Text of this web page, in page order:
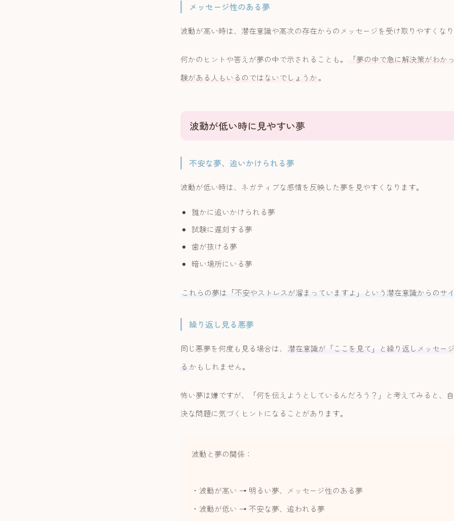
メッセージ性のある夢
波動が高い時は、潜在意識や高次の存在からのメッセージを受け取りやすくな
何かのヒントや答えが夢の中で示されることも。
「夢の中で急に解決策がわか
験がある人もいるのではないでしょうか。
波動が低い時に見やすい夢
不安な夢、追いかけられる夢
波動が低い時は、ネガティブな感情を反映した夢を見やすくなります。
誰かに追いかけられる夢
試験に遅刻する夢
歯が抜ける夢
暗い場所にいる夢
これらの夢は「不安やストレスが溜まっていますよ」という潜在意識からのサ
繰り返し見る悪夢
同じ悪夢を何度も見る場合は、 潜在意識が「ここを見て」と繰り返しメッセー
る かもしれません。
怖い夢は嫌ですが、「何を伝えようとしているんだろう？」と考えてみると、
決な問題に気づくヒントになることがあります。
波動と夢の関係：
・波動が高い → 明るい夢、メッセージ性のある夢
・波動が低い → 不安な夢、追われる夢